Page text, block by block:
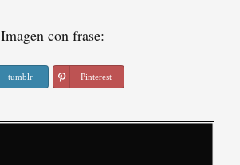
Imagen con frase:
tumblr Pinterest